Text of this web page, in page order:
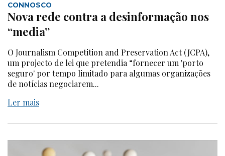
CONNOSCO
Nova rede contra a desinformação nos
“media”
O Journalism Competition and Preservation Act (JCPA),
um projecto de lei que pretendia “fornecer um 'porto
seguro' por tempo limitado para algumas organizações
de notícias negociarem...
Ler mais